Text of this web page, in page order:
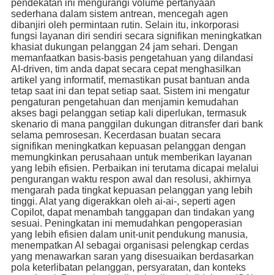
pendekatan ini mengurangi volume pertanyaan
sederhana dalam sistem antrean, mencegah agen
dibanjiri oleh permintaan rutin. Selain itu, inkorporasi
fungsi layanan diri sendiri secara signifikan meningkatkan
khasiat dukungan pelanggan 24 jam sehari. Dengan
memanfaatkan basis-basis pengetahuan yang dilandasi
AI-driven, tim anda dapat secara cepat menghasilkan
artikel yang informatif, memastikan pusat bantuan anda
tetap saat ini dan tepat setiap saat. Sistem ini mengatur
pengaturan pengetahuan dan menjamin kemudahan
akses bagi pelanggan setiap kali diperlukan, termasuk
skenario di mana panggilan dukungan ditransfer dari bank
selama pemrosesan. Kecerdasan buatan secara
signifikan meningkatkan kepuasan pelanggan dengan
memungkinkan perusahaan untuk memberikan layanan
yang lebih efisien. Perbaikan ini terutama dicapai melalui
pengurangan waktu respon awal dan resolusi, akhirnya
mengarah pada tingkat kepuasan pelanggan yang lebih
tinggi. Alat yang digerakkan oleh ai-ai-, seperti agen
Copilot, dapat menambah tanggapan dan tindakan yang
sesuai. Peningkatan ini memudahkan pengoperasian
yang lebih efisien dalam unit-unit pendukung manusia,
menempatkan AI sebagai organisasi pelengkap cerdas
yang menawarkan saran yang disesuaikan berdasarkan
pola keterlibatan pelanggan, persyaratan, dan konteks